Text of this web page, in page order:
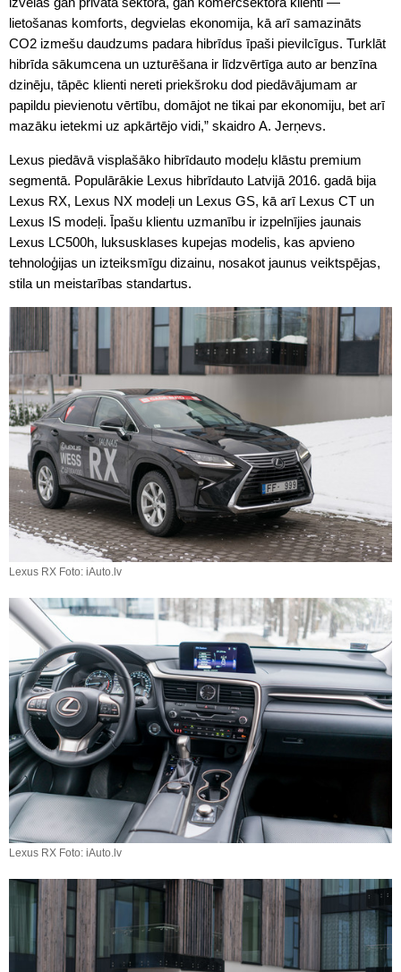
lietošanas komforts, degvielas ekonomija, kā arī samazināts
CO2 izmešu daudzums padara hibrīdus īpaši pievilcīgus. Turklāt
hibrīda sākumcena un uzturēšana ir līdzvērtīga auto ar benzīna
dzinēju, tāpēc klienti nereti priekšroku dod piedāvājumam ar
papildu pievienotu vērtību, domājot ne tikai par ekonomiju, bet arī
mazāku ietekmi uz apkārtējo vidi,” skaidro A. Jerņevs.
Lexus piedāvā visplašāko hibrīdauto modeļu klāstu premium
segmentā. Populārākie Lexus hibrīdauto Latvijā 2016. gadā bija
Lexus RX, Lexus NX modeļi un Lexus GS, kā arī Lexus CT un
Lexus IS modeļi. Īpašu klientu uzmanību ir izpelnījies jaunais
Lexus LC500h, luksusklases kupejas modelis, kas apvieno
tehnoloģijas un izteiksmīgu dizainu, nosakot jaunus veiktspējas,
stila un meistarības standartus.
Lexus RX Foto: iAuto.lv
Lexus RX Foto: iAuto.lv